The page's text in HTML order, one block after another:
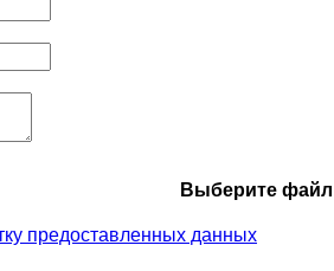
Выберите файл
предоставленных данных